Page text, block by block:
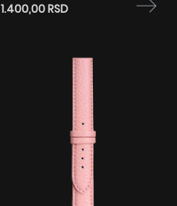
1.400,00 RSD